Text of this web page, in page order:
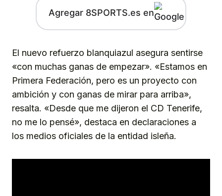
Agregar 8SPORTS.es en
El nuevo refuerzo blanquiazul asegura sentirse
«con muchas ganas de empezar». «Estamos en
Primera Federación, pero es un proyecto con
ambición y con ganas de mirar para arriba»,
resalta. «Desde que me dijeron el CD Tenerife,
no me lo pensé», destaca en declaraciones a
los medios oficiales de la entidad isleña.